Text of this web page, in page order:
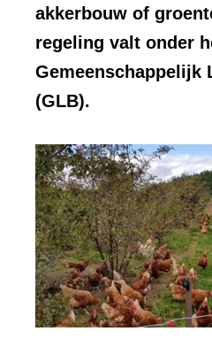
akkerbouw of
regeling valt onder
Gemeenschappelijk
(GLB).